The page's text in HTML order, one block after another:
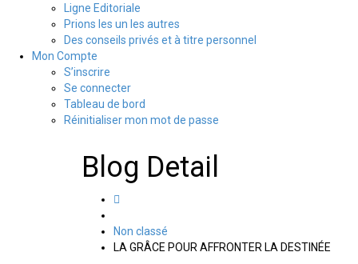
Ligne Editoriale
Prions les un les autres
Des conseils privés et à titre personnel
Mon Compte
S’inscrire
Se connecter
Tableau de bord
Réinitialiser mon mot de passe
Blog Detail
Non classé
LA GRÂCE POUR AFFRONTER LA DESTINÉE